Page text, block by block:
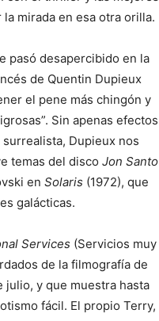
mirada en esa otra orilla.
pasó desapercibido en la
de Quentin Dupieux
el pene más chingón y
Sin apenas efectos
Dupieux nos
temas del disco Jon Santo
en Solaris (1972), que
galácticas.
Services (Servicios muy
de la filmografía de
y que muestra hasta
fácil. El propio Terry,